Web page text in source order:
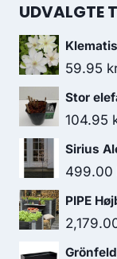
UDVALGTE
59.95
Stor
104.95
Sirius
499.00
PIPE